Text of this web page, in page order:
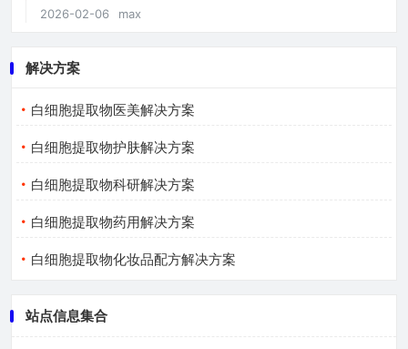
2026-02-06 max
解决方案
白细胞提取物医美解决方案
白细胞提取物护肤解决方案
白细胞提取物科研解决方案
白细胞提取物药用解决方案
白细胞提取物化妆品配方解决方案
站点信息集合